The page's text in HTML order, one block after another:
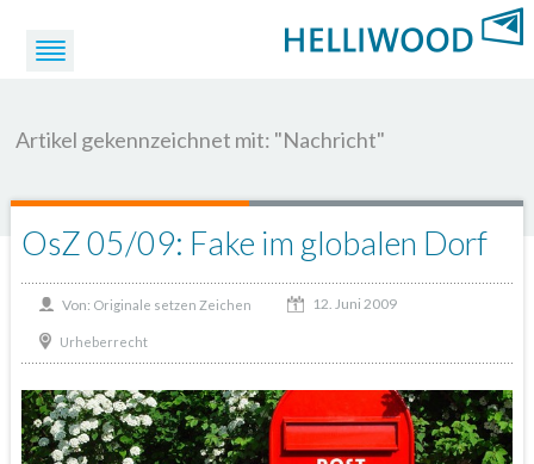
Artikel gekennzeichnet mit: "Nachricht"
OsZ 05/09: Fake im globalen Dorf
Von: Originale setzen Zeichen 12. Juni 2009
Urheberrecht